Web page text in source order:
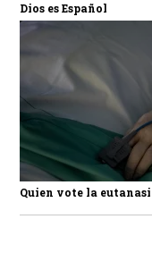
Dios es Español
Quien vote la